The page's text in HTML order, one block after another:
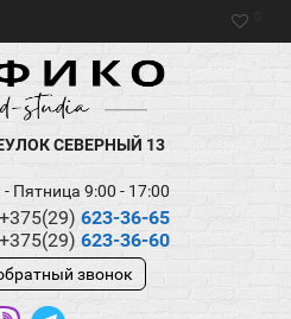
СЕВЕРНЫЙ 13
Пятница 9:00 - 17:00
+375(29) 623-36-65
+375(29) 623-36-60
звонок